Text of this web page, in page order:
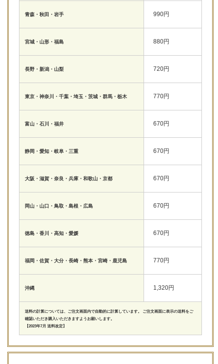
青森・秋田・岩手 990円
宮城・山形・福島 880円
長野・新潟・山梨 720円
東京・神奈川・千葉・埼玉・茨城・群馬・栃木 770円
富山・石川・福井 670円
静岡・愛知・岐阜・三重 670円
大阪・滋賀・奈良・兵庫・和歌山・京都 670円
岡山・山口・鳥取・島根・広島 670円
徳島・香川・高知・愛媛 670円
福岡・佐賀・大分・長崎・熊本・宮崎・鹿児島 770円
沖縄 1,320円
送料の計算については、ご注文画面内で自動的に計算しています。 ご注文画面に表示の送料をご
確認いただき購入いただきますようお願いします。
【2023年7月 送料改定】